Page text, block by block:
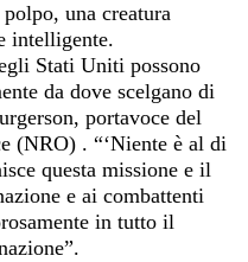
una creatura
intelligente.
Stati Uniti possono
da dove scelgano di
portavoce del
(NRO) . “‘Niente è al di
questa missione e il
e ai combattenti
in tutto il